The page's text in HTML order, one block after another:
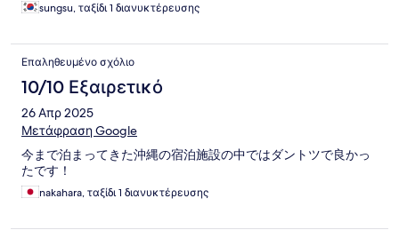
sungsu, ταξίδι 1 διανυκτέρευσης
Επαληθευμένο σχόλιο
10/10 Εξαιρετικό
26 Απρ 2025
Μετάφραση Google
今まで泊まってきた沖縄の宿泊施設の中ではダントツで良かっ
たです！
nakahara, ταξίδι 1 διανυκτέρευσης